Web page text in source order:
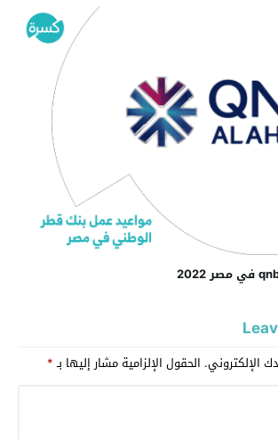
الإلكتروني. الحقول الإلزامية مشار إليها بـ*